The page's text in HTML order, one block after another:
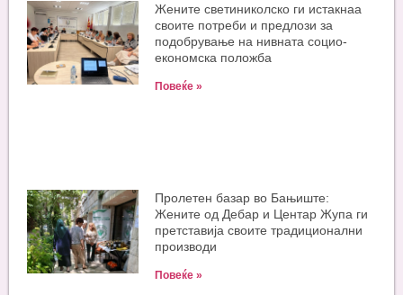
Жените светиниколско ги истакнаа
своите потреби и предлози за
подобрување на нивната социо-
економска положба
Повеќе »
Пролетен базар во Бањиште:
Жените од Дебар и Центар Жупа ги
претставија своите традиционални
производи
Повеќе »